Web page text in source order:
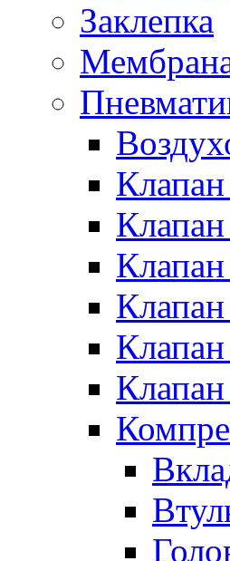
Заклепка
Клапан